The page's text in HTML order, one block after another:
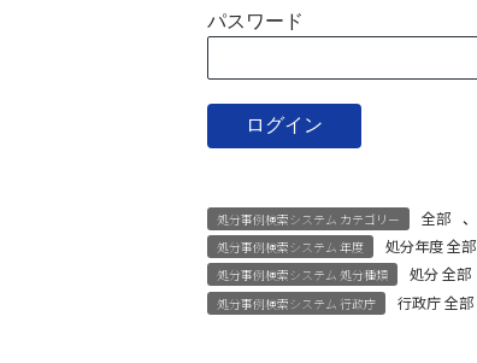
パスワード
処分事例検索システム カテゴリー 全部 、
処分事例検索システム 年度 処分年度 全部
処分事例検索システム 処分種類 処分 全部
処分事例検索システム 行政庁 行政庁 全部